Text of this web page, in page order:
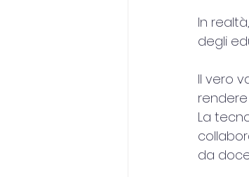
In
degli
Il vero
La
da